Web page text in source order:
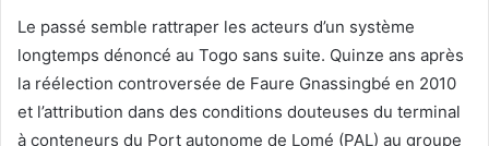
Le passé semble rattraper les acteurs d’un système
longtemps dénoncé au Togo sans suite. Quinze ans après
la réélection controversée de Faure Gnassingbé en 2010
et l’attribution dans des conditions douteuses du terminal
à conteneurs du Port autonome de Lomé (PAL) au groupe